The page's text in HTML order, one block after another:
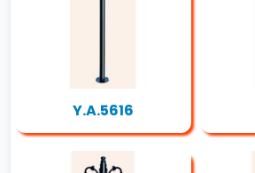
Y.A.5616